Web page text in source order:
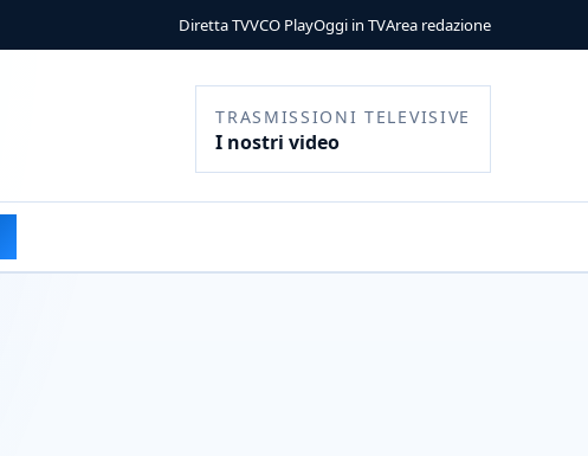
Diretta TVVCO PlayOggi in TVArea redazione
TRASMISSIONI TELEVISIVE
I nostri video